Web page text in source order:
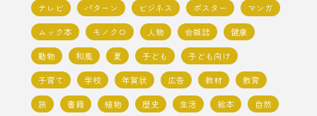
テレビ
パターン ビジネス ポスター
マンガ
ムック本
モノクロ 人物 会報誌
健康
動物
和風 夏 子ども
子ども向け
子育て
学校 年賀状 広告 教材
教育
旅
書籍 植物 歴史 生活 絵本
自然